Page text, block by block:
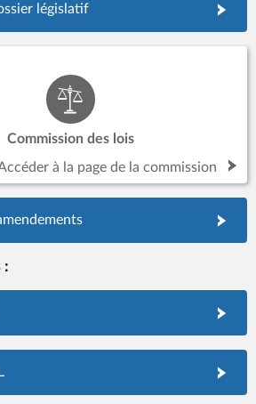
législatif
Commission des lois
à la page de la commission
: